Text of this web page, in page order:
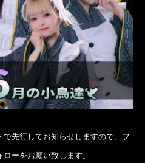
先行してお知らせしますので、フ
ーをお願い致します。